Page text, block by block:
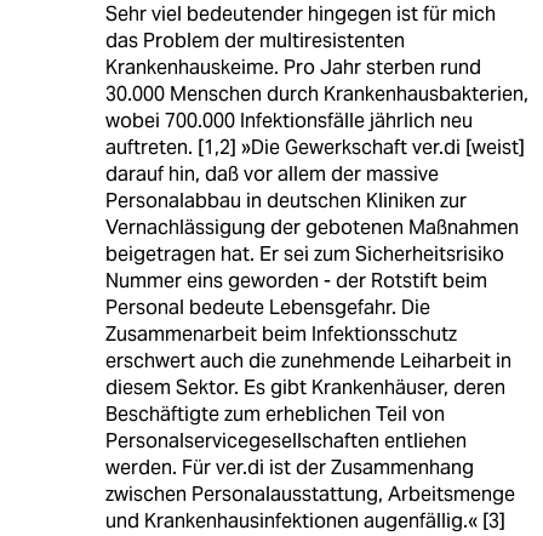
Sehr viel bedeutender hingegen ist für mich
das Problem der multiresistenten
Krankenhauskeime. Pro Jahr sterben rund
30.000 Menschen durch Krankenhausbakterien,
wobei 700.000 Infektionsfälle jährlich neu
auftreten. [1,2] »Die Gewerkschaft ver.di [weist]
darauf hin, daß vor allem der massive
Personalabbau in deutschen Kliniken zur
Vernachlässigung der gebotenen Maßnahmen
beigetragen hat. Er sei zum Sicherheitsrisiko
Nummer eins geworden - der Rotstift beim
Personal bedeute Lebensgefahr. Die
Zusammenarbeit beim Infektionsschutz
erschwert auch die zunehmende Leiharbeit in
diesem Sektor. Es gibt Krankenhäuser, deren
Beschäftigte zum erheblichen Teil von
Personalservicegesellschaften entliehen
werden. Für ver.di ist der Zusammenhang
zwischen Personalausstattung, Arbeitsmenge
und Krankenhausinfektionen augenfällig.« [3]